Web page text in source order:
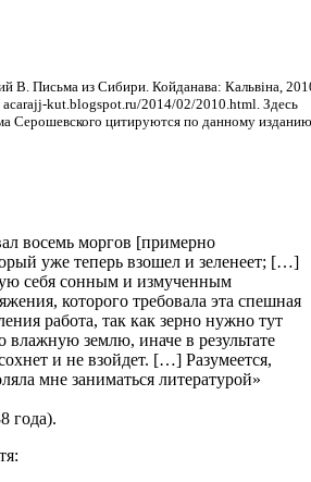
В. Письма из Сибири. Койданава: Кальвiна,
2014/02/2010.html. Здесь
Серошевского цитируются по данному
восемь моргов [примерно
уже теперь взошел и зеленеет; […]
себя сонным и измученным
которого требовала эта спешная
работа, так как зерно нужно тут
влажную землю, иначе в результате
и не взойдет. […] Разумеется,
мне заниматься литературой»
года).